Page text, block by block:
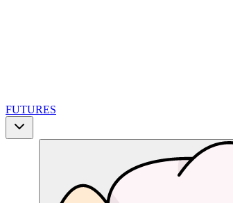
FUTURES